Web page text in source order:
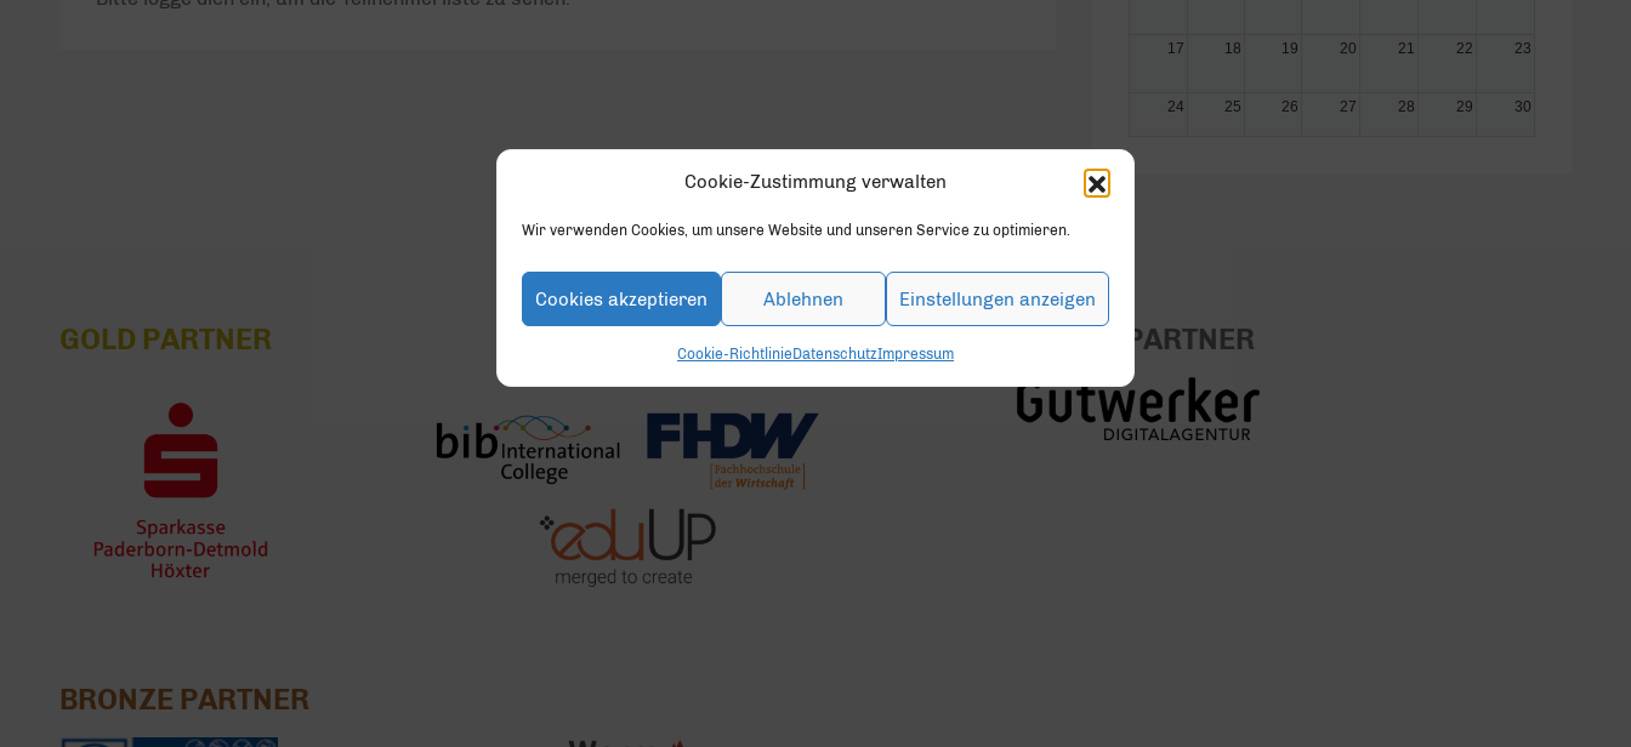
Cookie-Zustimmung verwalten
Wir verwenden Cookies, um unsere Website und unseren Service zu optimieren.
Cookies akzeptieren Ablehnen Einstellungen anzeigen
Cookie-Richtlinie DatenschutzImpressum
17 18 19 20 21 22 23
24 25 26 27 28 29 30
GOLD PARTNER SILBER PARTNER
BRONZE PARTNER